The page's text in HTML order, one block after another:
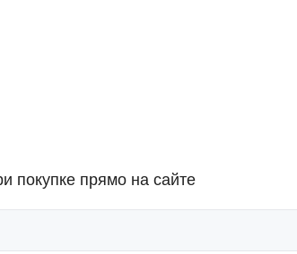
покупке прямо на сайте